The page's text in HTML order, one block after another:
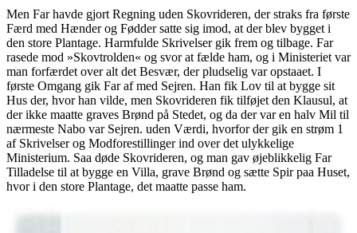
Men Far havde gjort Regning uden Skovrideren, der straks fra første
Færd med Hænder og Fødder satte sig imod, at der blev bygget i
den store Plantage. Harmfulde Skrivelser gik frem og tilbage. Far
rasede mod »Skovtrolden« og svor at fælde ham, og i Ministeriet var
man forfærdet over alt det Besvær, der pludselig var opstaaet. I
første Omgang gik Far af med Sejren. Han fik Lov til at bygge sit
Hus der, hvor han vilde, men Skovrideren fik tilføjet den Klausul, at
der ikke maatte graves Brønd på Stedet, og da der var en halv Mil til
nærmeste Nabo var Sejren. uden Værdi, hvorfor der gik en strøm 1
af Skrivelser og Modforestillinger ind over det ulykkelige
Ministerium. Saa døde Skovrideren, og man gav øjeblikkelig Far
Tilladelse til at bygge en Villa, grave Brønd og sætte Spir paa Huset,
hvor i den store Plantage, det maatte passe ham.